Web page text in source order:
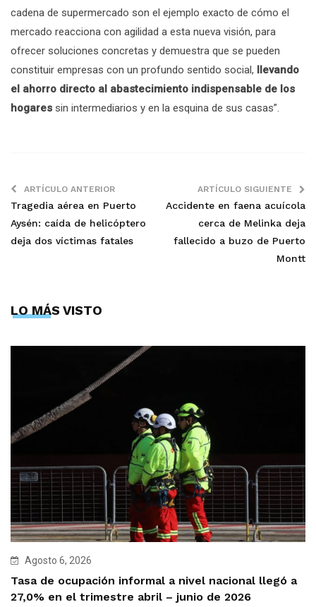
cadena de supermercado son el ejemplo exacto de cómo el
mercado reacciona con agilidad a esta nueva visión, para
ofrecer soluciones concretas y demuestra que se pueden
constituir empresas con un profundo sentido social, llevando
el ahorro directo al abastecimiento indispensable de los
hogares sin intermediarios y en la esquina de sus casas”.
ARTÍCULO ANTERIOR
Tragedia aérea en Puerto
Aysén: caída de helicóptero
deja dos víctimas fatales
ARTÍCULO SIGUIENTE
Accidente en faena acuícola
cerca de Melinka deja
fallecido a buzo de Puerto
Montt
LO MÁS VISTO
Agosto 6, 2026
Tasa de ocupación informal a nivel nacional llegó a
27,0% en el trimestre abril – junio de 2026